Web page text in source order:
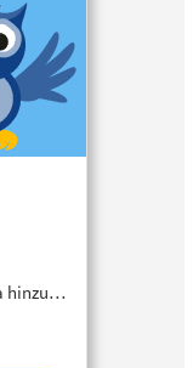
hinzu…